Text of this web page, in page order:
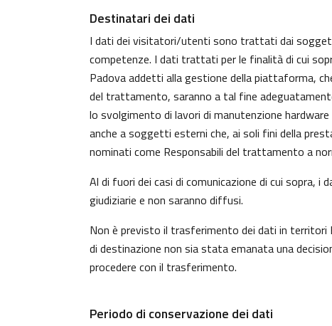
Destinatari dei dati
I dati dei visitatori/utenti sono trattati dai
competenze. I dati trattati per le finalità di cui
Padova addetti alla gestione della piattaforma,
del trattamento, saranno a tal fine
lo svolgimento di lavori di manutenzione
anche a soggetti esterni che, ai soli fini della
nominati come Responsabili del trattamento a
Al di fuori dei casi di comunicazione di cui sopra,
giudiziarie e non saranno diffusi.
Non è previsto il trasferimento dei dati in territori
di destinazione non sia stata emanata una
procedere con il trasferimento.
Periodo di conservazione dei dati